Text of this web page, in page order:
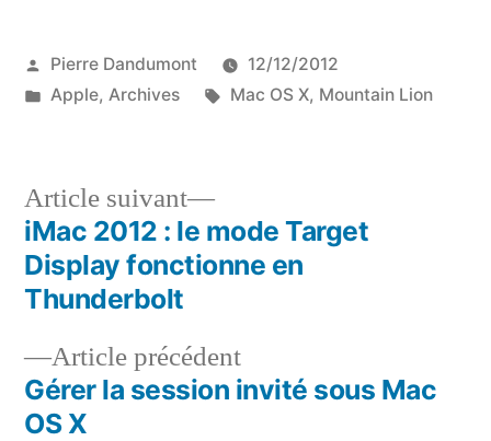
Publié
par
Pierre Dandumont
12/12/2012
Publié
Apple, Archives Étiquettes :
Mac OS X, Mountain Lion
Navigation
de
l’article
Article précédentArticle
précédent :
Gérer la session invité sous Mac
OS X
Article suivant
Article
suivant :
iMac 2012 : le mode Target
Display fonctionne en
Thunderbolt